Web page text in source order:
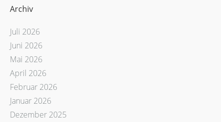
Archiv
Juli 2026
Juni 2026
Mai 2026
April 2026
Februar 2026
Januar 2026
Dezember 2025